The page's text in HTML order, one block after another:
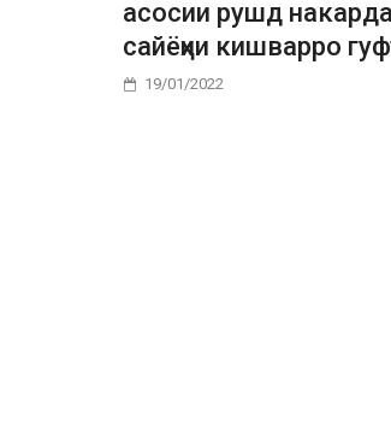
асосии рушд
сайёҳии кишварро
19/01/2022